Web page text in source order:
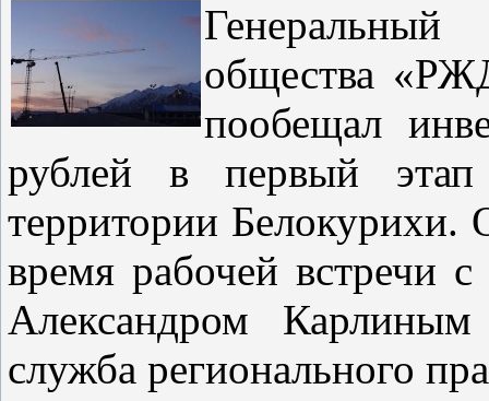
общества
пообещал
рублей в первый этап
территории Белокурихи.
время рабочей встречи
Александром
служба регионального